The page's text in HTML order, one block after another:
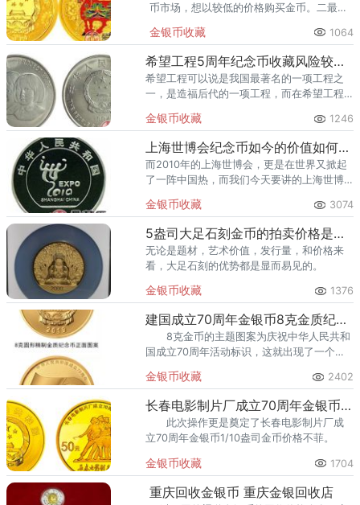
币市场，想以较低的价格购买金币。二最近
带来了更多的可能。
金银币收藏 1064
希望工程5周年纪念币收藏风险较低，收藏要看准时机
希望工程可以说是我国最著名的一项工程之
一，是造福后代的一项工程，而在希望工程
周年这个特殊的日子，我国人民银行发行了
希望工程5周年纪念币
金银币收藏 1246
上海世博会纪念币如今的价值如何？值不值得收藏呢？
而2010年的上海世博会，更是在世界又掀起
了一阵中国热，而我们今天要讲的上海世博
的一员，上海世博会纪念币如今的价值如
何？
金银币收藏 3074
5盎司大足石刻金币的拍卖价格是多少 收藏的空间大不大
无论是题材，艺术价值，发行量，和价格来
看，大足石刻的优势都是显而易见的。
金银币收藏 1376
建国成立70周年金银币8克金质纪念币 最新回收价格
8克金币的主题图案为庆祝中华人民共和
国成立70周年活动标识，这就出现了一个很
徽，即正背两面均有国徽图案。
金银币收藏 2402
长春电影制片厂成立70周年金银币1/10盎司金币 价格涨幅如何
此次操作更是奠定了长春电影制片厂成
立70周年金银币1/10盎司金币价格不菲。
金银币收藏 1704
重庆回收金银币 重庆金银回收店